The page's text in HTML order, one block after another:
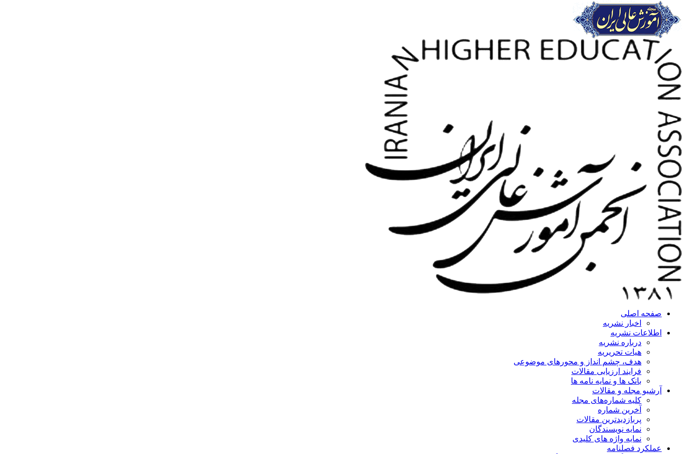
صفحه اصلی
اخبار نشریه
اطلاعات نشریه
درباره نشریه
هیات تحریریه
هدف، چشم انداز و محورهای موضوعی
فرایند ارزیابی مقالات
بانک ها و نمایه نامه ها
آرشیو مجله و مقالات
کلیه شماره‌های مجله
آخرین شماره
پربازدیدترین مقالات
نمایه نویسندگان
نمایه واژه های کلیدی
عملکرد فصلنامه